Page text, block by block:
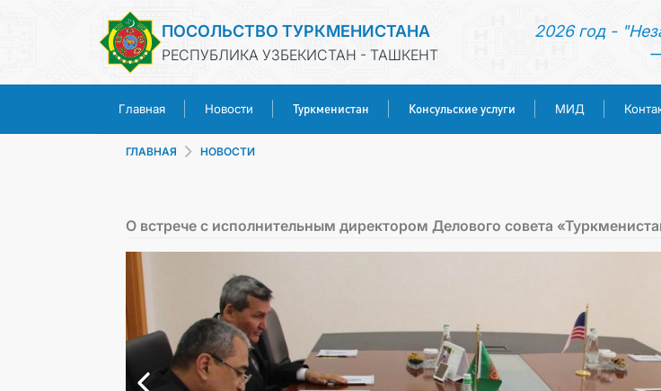
ПОСОЛЬСТВО ТУРКМЕНИСТАНА
РЕСПУБЛИКА УЗБЕКИСТАН - ТАШКЕНТ
2026 год -
Главная Новости Туркменистан Консульские услуги МИД
ТУРКМЕНИСТАН
КОНСУЛЬСКИЕ
МИД
ГЛАВНАЯ НОВОСТИ
О встрече с исполнительным директором Делового совета